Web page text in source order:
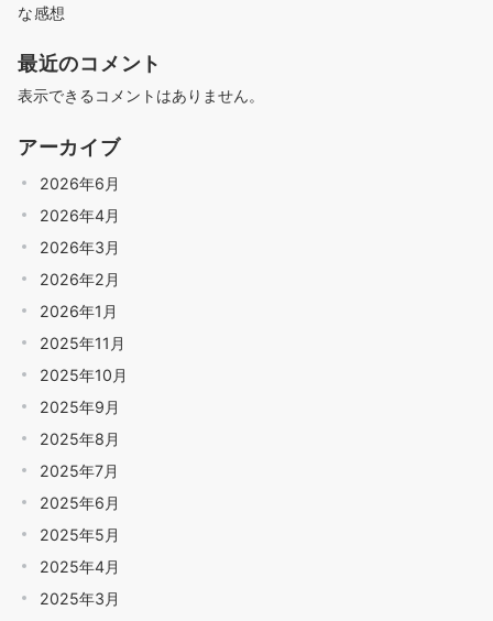
な感想
最近のコメント
表示できるコメントはありません。
アーカイブ
2026年6月
2026年4月
2026年3月
2026年2月
2026年1月
2025年11月
2025年10月
2025年9月
2025年8月
2025年7月
2025年6月
2025年5月
2025年4月
2025年3月